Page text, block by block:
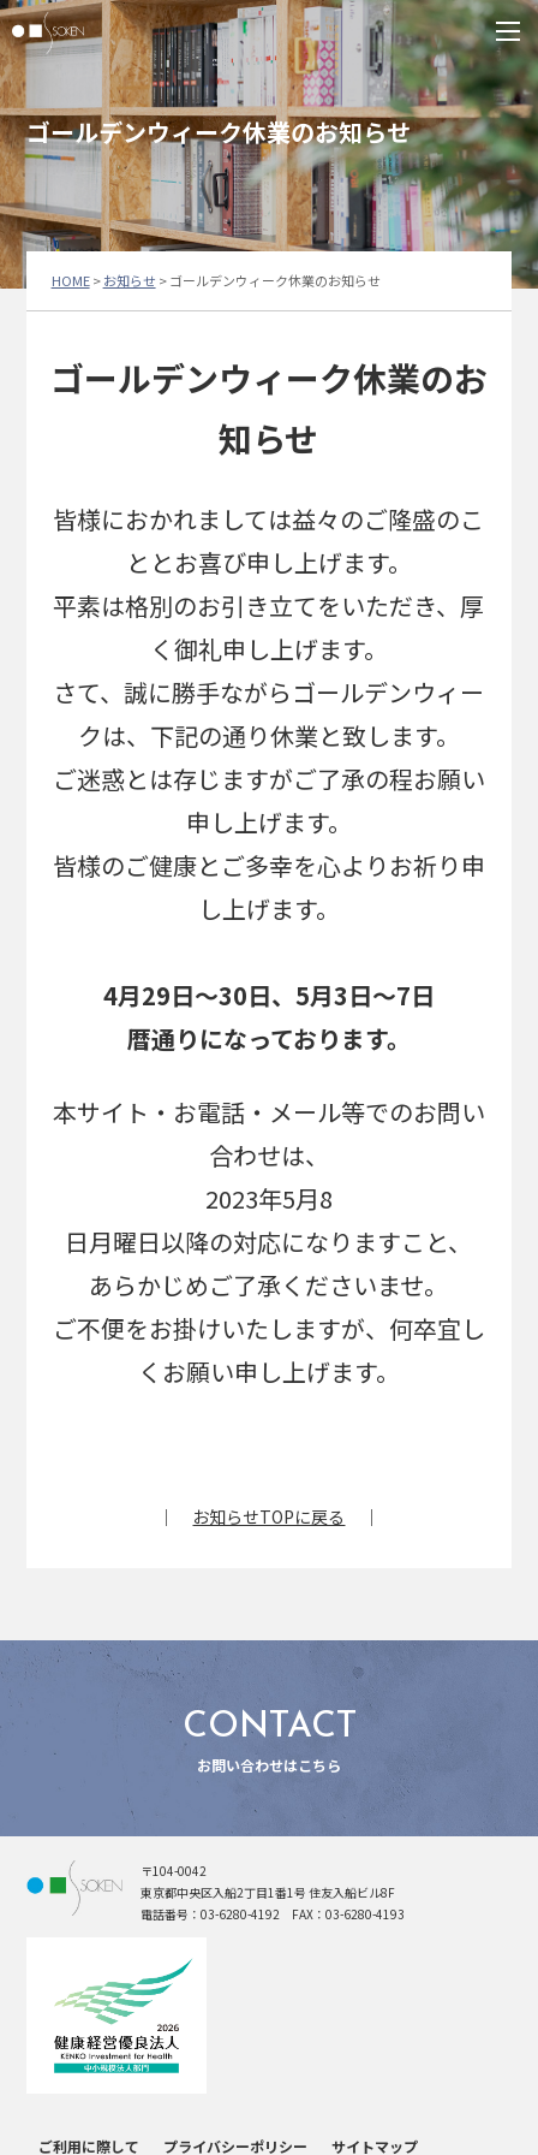
ゴールデンウィーク休業のお知らせ
HOME>お知らせ >ゴールデンウィーク休業のお知らせ
ゴールデンウィーク休業のお
知らせ
皆様におかれましては益々のご隆盛のこ
ととお喜び申し上げます。
平素は格別のお引き立てをいただき、厚
く御礼申し上げます。
さて、誠に勝手ながらゴールデンウィー
クは、下記の通り休業と致します。
ご迷惑とは存じますがご了承の程お願い
申し上げます。
皆様のご健康とご多幸を心よりお祈り申
し上げます。
4月29日～30日、5月3日～7日
暦通りになっております。
本サイト・お電話・メール等でのお問い
合わせは、
2023年5月8
日月曜日以降の対応になりますこと、
あらかじめご了承くださいませ。
ご不便をお掛けいたしますが、何卒宜し
くお願い申し上げます。
｜ お知らせTOPに戻る ｜
CONTACT
お問い合わせはこちら
〒104-0042
東京都中央区入船2丁目1番1号 住友入船ビル8F
電話番号：03-6280-4192 FAX：03-6280-4193
ご利用に際して プライバシーポリシー サイトマップ